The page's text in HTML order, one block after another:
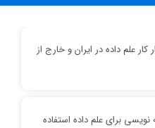
علم داده در ایران و خارج از
نویسی برای علم داده استفاده